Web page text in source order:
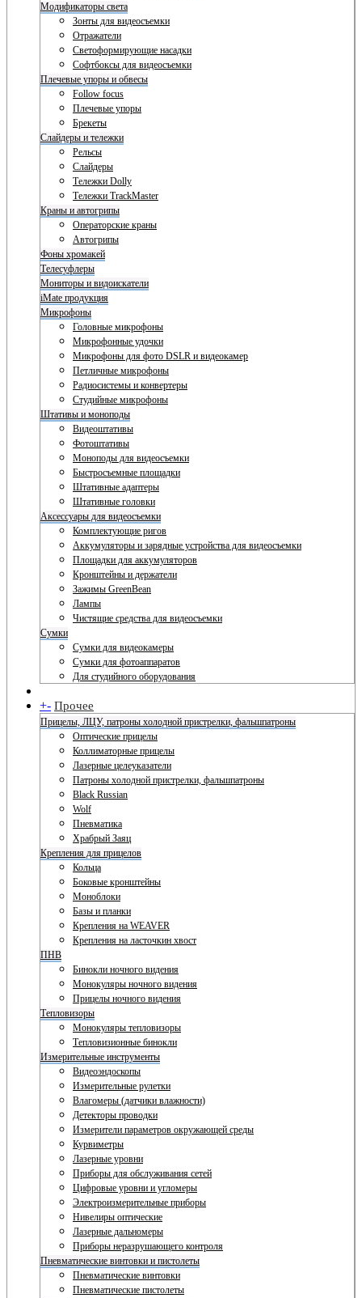
Модификаторы света
Зонты для видеосъемки
Отражатели
Светоформирующие насадки
Софтбоксы для видеосъемки
Плечевые упоры и обвесы
Follow focus
Плечевые упоры
Брекеты
Слайдеры и тележки
Рельсы
Слайдеры
Тележки Dolly
Тележки TrackMaster
Краны и автогрипы
Операторские краны
Автогрипы
Фоны хромакей
Телесуфлеры
Мониторы и видоискатели
iMate продукция
Микрофоны
Головные микрофоны
Микрофонные удочки
Микрофоны для фото DSLR и видеокамер
Петличные микрофоны
Радиосистемы и конвертеры
Студийные микрофоны
Штативы и моноподы
Видеоштативы
Фотоштативы
Моноподы для видеосъемки
Быстросъемные площадки
Штативные адаптеры
Штативные головки
Аксессуары для видеосъемки
Комплектующие ригов
Аккумуляторы и зарядные устройства для видеосъемки
Площадки для аккумуляторов
Кронштейны и держатели
Зажимы GreenBean
Лампы
Чистящие средства для видеосъемки
Сумки
Сумки для видеокамеры
Сумки для фотоаппаратов
Для студийного оборудования
+- Прочее
Прицелы, ЛЦУ, патроны холодной пристрелки, фальшпатроны
Оптические прицелы
Коллиматорные прицелы
Лазерные целеуказатели
Патроны холодной пристрелки, фальшпатроны
Black Russian
Wolf
Пневматика
Храбрый Заяц
Крепления для прицелов
Кольца
Боковые кронштейны
Моноблоки
Базы и планки
Крепления на WEAVER
Крепления на ласточкин хвост
ПНВ
Бинокли ночного видения
Монокуляры ночного видения
Прицелы ночного видения
Тепловизоры
Монокуляры тепловизоры
Тепловизионные бинокли
Измерительные инструменты
Видеоэндоскопы
Измерительные рулетки
Влагомеры (датчики влажности)
Детекторы проводки
Измерители параметров окружающей среды
Курвиметры
Лазерные уровни
Приборы для обслуживания сетей
Цифровые уровни и угломеры
Электроизмерительные приборы
Нивелиры оптические
Лазерные дальномеры
Приборы неразрушающего контроля
Пневматические винтовки и пистолеты
Пневматические винтовки
Пневматические пистолеты